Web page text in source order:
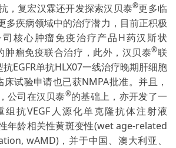
复宏汉霖还开发探索汉贝泰®更多临
多疾病领域中的治疗潜力，目前正积极
核心肿瘤免疫治疗产品H药汉斯状
肿瘤免疫联合治疗，此外，汉贝泰®联
EGFR单抗HLX07一线治疗晚期肝细胞
试验申请也已获NMPA批准。并且，
公司在汉贝泰®的基础上，亦开发了一
抗VEGF人源化单克隆抗体注射液
年龄相关性黄斑变性(wet age-related
wAMD)，并于中国、澳大利亚、